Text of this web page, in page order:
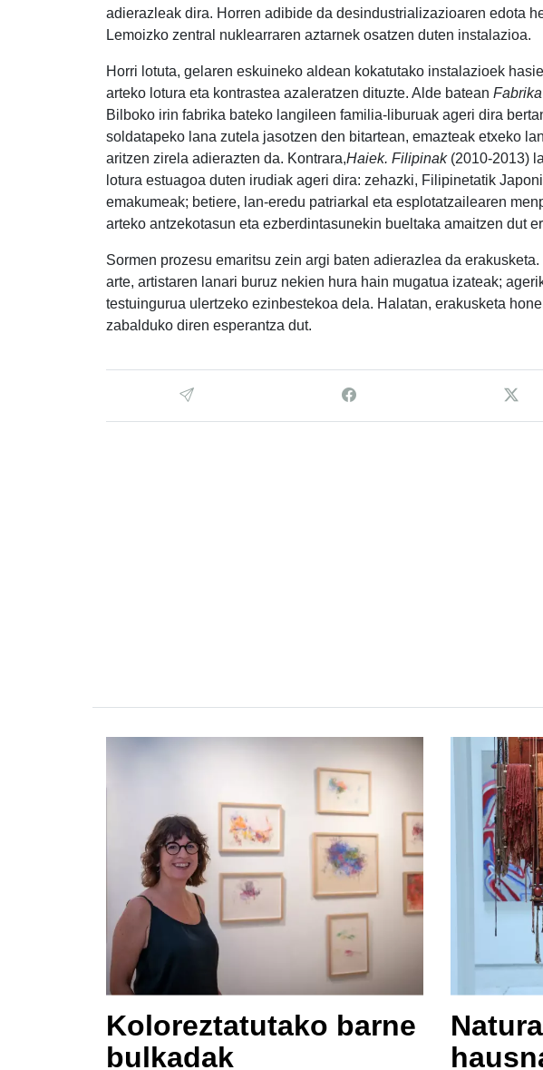
adierazleak dira. Horren adibide da desindustrializazioaren edota
Lemoizko zentral nuklearraren aztarnek osatzen duten instalazioa.
Horri lotuta, gelaren eskuineko aldean kokatutako instalazioek
arteko lotura eta kontrastea azaleratzen dituzte. Alde batean Fabrika
Bilboko irin fabrika bateko langileen familia-liburuak ageri dira
soldatapeko lana zutela jasotzen den bitartean, emazteak etxeko
aritzen zirela adierazten da. Kontrara,Haiek. Filipinak (2010-2013)
lotura estuagoa duten irudiak ageri dira: zehazki, Filipinetatik
emakumeak; betiere, lan-eredu patriarkal eta esplotatzailearen
arteko antzekotasun eta ezberdintasunekin bueltaka amaitzen dut
Sormen prozesu emaritsu zein argi baten adierazlea da
arte, artistaren lanari buruz nekien hura hain mugatua izateak;
testuingurua ulertzeko ezinbestekoa dela. Halatan, erakusketa
zabalduko diren esperantza dut.
Koloreztatutako barne
bulkadak